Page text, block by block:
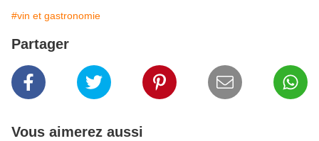
#vin et gastronomie
Partager
Vous aimerez aussi